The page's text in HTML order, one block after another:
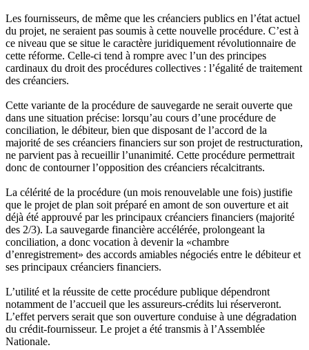
Les fournisseurs, de même que les créanciers publics en l’état actuel
du projet, ne seraient pas soumis à cette nouvelle procédure. C’est à
ce niveau que se situe le caractère juridiquement révolutionnaire de
cette réforme. Celle-ci tend à rompre avec l’un des principes
cardinaux du droit des procédures collectives : l’égalité de traitement
des créanciers.
Cette variante de la procédure de sauvegarde ne serait ouverte que
dans une situation précise: lorsqu’au cours d’une procédure de
conciliation, le débiteur, bien que disposant de l’accord de la
majorité de ses créanciers financiers sur son projet de restructuration,
ne parvient pas à recueillir l’unanimité. Cette procédure permettrait
donc de contourner l’opposition des créanciers récalcitrants.
La célérité de la procédure (un mois renouvelable une fois) justifie
que le projet de plan soit préparé en amont de son ouverture et ait
déjà été approuvé par les principaux créanciers financiers (majorité
des 2/3). La sauvegarde financière accélérée, prolongeant la
conciliation, a donc vocation à devenir la «chambre
d’enregistrement» des accords amiables négociés entre le débiteur et
ses principaux créanciers financiers.
L’utilité et la réussite de cette procédure publique dépendront
notamment de l’accueil que les assureurs-crédits lui réserveront.
L’effet pervers serait que son ouverture conduise à une dégradation
du crédit-fournisseur. Le projet a été transmis à l’Assemblée
Nationale.